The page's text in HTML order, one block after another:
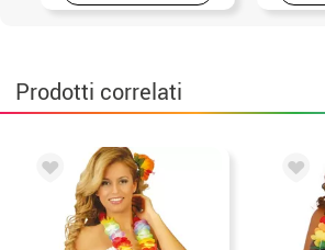
Prodotti correlati